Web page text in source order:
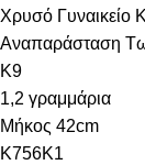
Χρυσό Γυναικείο
Αναπαράσταση
Κ9
1,2 γραμμάρια
Μήκος 42cm
Κ756Κ1